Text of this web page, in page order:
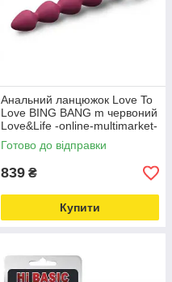
Анальний ланцюжок Love To
Love BING BANG m червоний
Love&Life -online-multimarket-
Готово до відправки
839 ₴
Купити